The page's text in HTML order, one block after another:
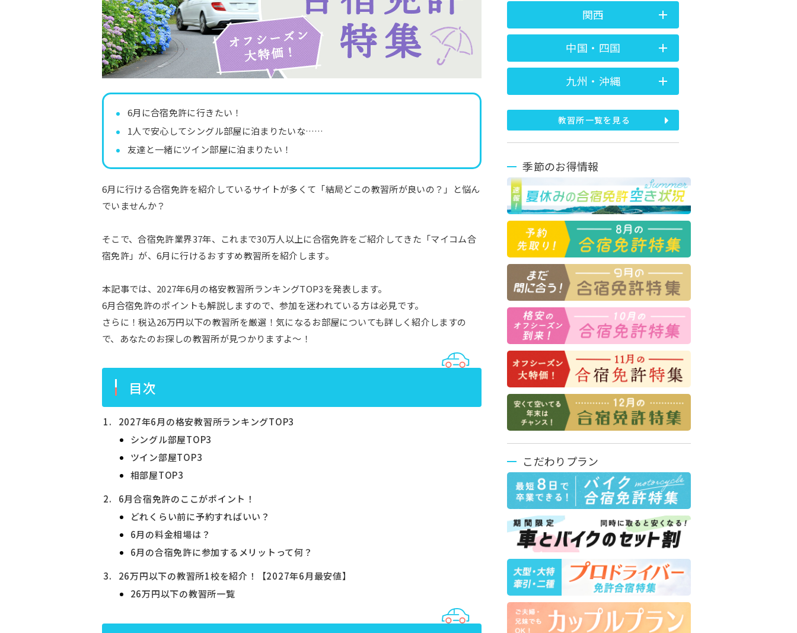
6月に合宿免許に行きたい！
1人で安心してシングル部屋に泊まりたいな……
友達と一緒にツイン部屋に泊まりたい！
6月に行ける合宿免許を紹介しているサイトが多くて「結局どこの教習所が良いの？」と悩ん
でいませんか？
そこで、合宿免許業界37年、これまで30万人以上に合宿免許をご紹介してきた「マイコム合
宿免許」が、6月に行けるおすすめ教習所を紹介します。
本記事では、2027年6月の格安教習所ランキングTOP3を発表します。
6月合宿免許のポイントも解説しますので、参加を迷われている方は必見です。
さらに！税込26万円以下の教習所を厳選！気になるお部屋についても詳しく紹介しますの
で、あなたのお探しの教習所が見つかりますよ〜！
目次
2027年6月の格安教習所ランキングTOP3
シングル部屋TOP3
ツイン部屋TOP3
相部屋TOP3
6月合宿免許のここがポイント！
どれくらい前に予約すればいい？
6月の料金相場は？
6月の合宿免許に参加するメリットって何？
26万円以下の教習所1校を紹介！【2027年6月最安値】
26万円以下の教習所一覧
関西
中国・四国
九州・沖縄
教習所一覧を見る
季節のお得情報
こだわりプラン